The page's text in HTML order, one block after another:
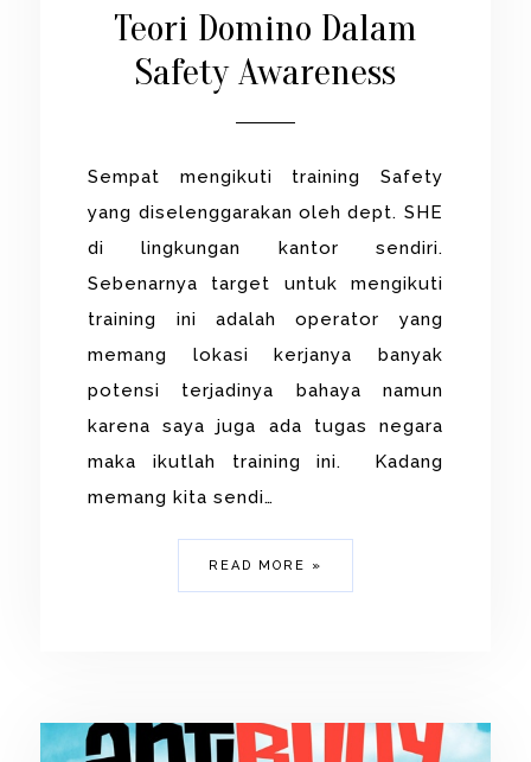
Teori Domino Dalam
Safety Awareness
Sempat mengikuti training Safety
yang diselenggarakan oleh dept. SHE
di lingkungan kantor sendiri.
Sebenarnya target untuk mengikuti
training ini adalah operator yang
memang lokasi kerjanya banyak
potensi terjadinya bahaya namun
karena saya juga ada tugas negara
maka ikutlah training ini. Kadang
memang kita sendi…
READ MORE »